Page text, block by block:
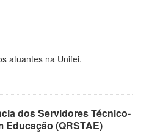
atuantes na Unifei.
dos Servidores Técnico-
(QRSTAE)